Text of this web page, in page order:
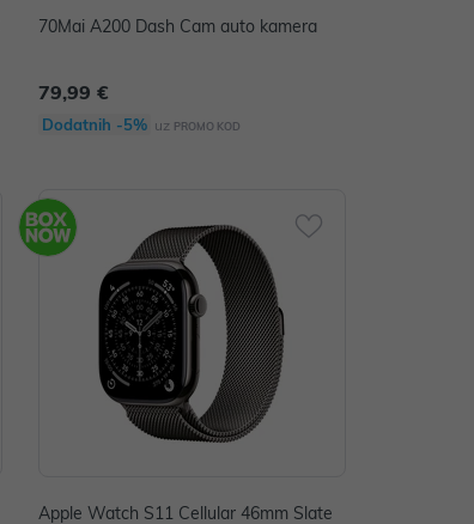
70Mai A200 Dash Cam auto kamera
79,99 €
Dodatnih -5% uz PROMO KOD
Apple Watch S11 Cellular 46mm Slate